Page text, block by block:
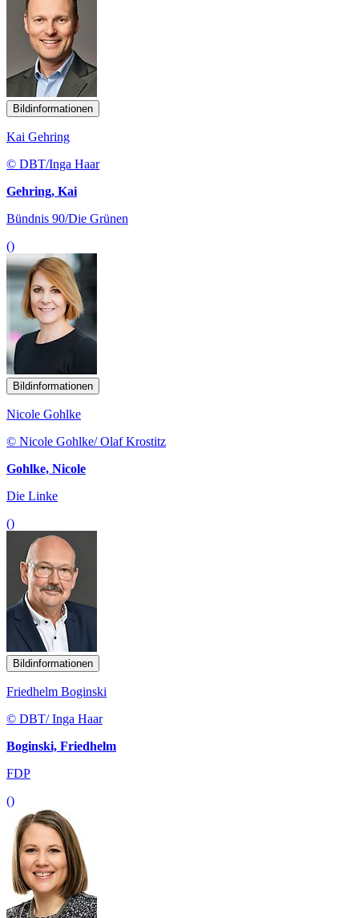
Bildinformationen
Kai Gehring
© DBT/Inga Haar
Gehring, Kai
Bündnis 90/Die Grünen
()
Bildinformationen
Nicole Gohlke
© Nicole Gohlke/ Olaf Krostitz
Gohlke, Nicole
Die Linke
()
Bildinformationen
Friedhelm Boginski
© DBT/ Inga Haar
Boginski, Friedhelm
FDP
()